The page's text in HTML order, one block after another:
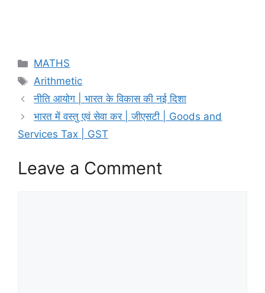
Categories
MATHS
Tags
Arithmetic
नीति आयोग | भारत के विकास की नई दिशा
भारत में वस्तु एवं सेवा कर | जीएसटी | Goods and
Services Tax | GST
Leave a Comment